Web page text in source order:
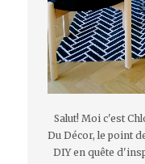
Salut! Moi c'est
Du Décor, le point
DIY en quête